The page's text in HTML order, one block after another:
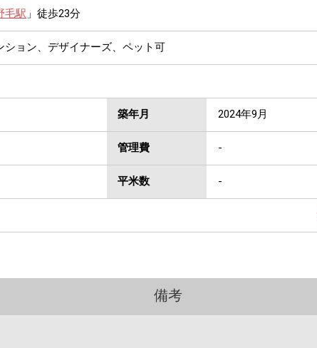
毛駅 」徒歩23分
ション、デザイナーズ、ペット可
築年月 2024年9月
管理費 -
平米数 -
備考